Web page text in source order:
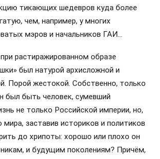
тикающих шедевров куда более
чем, например, у многих
мэров и начальников ГАИ…
растиражированном образе
был натурой архисложной и
Порой жестокой. Собственно, только
был быть человек, сумевший
не только Российской империи, но,
мира, заставив историков и политиков
до хрипоты: хорошо или плохо он
и будущим поколениям? Причём,